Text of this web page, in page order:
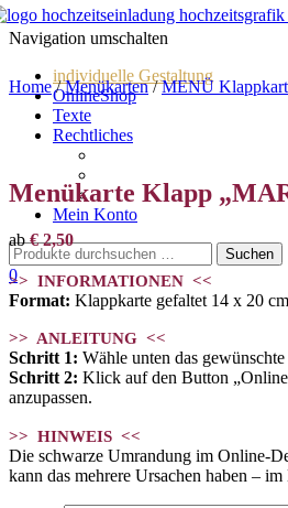
Navigation umschalten
individuelle Gestaltung
OnlineShop
Texte
Rechtliches
Datenschutz
Mein Konto
0
Home/Menükarten/MENÜ
Menükarte Klapp
ab€2,50
>> INFORMATIONEN <<
Format: Klappkarte gefaltet 14 x 20
>> ANLEITUNG <<
Schritt 1: Wähle unten das gewünschte
Schritt 2: Klick auf den Button
anzupassen.
>> HINWEIS <<
Die schwarze Umrandung im Online-
kann das mehrere Ursachen haben –